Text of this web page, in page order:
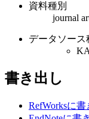
資料種別
journal
データソース
書き出し
RefWorksに書